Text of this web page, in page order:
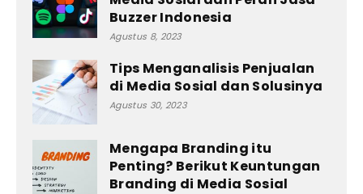
Buzzer Indonesia
Agustus 8, 2023
Tips Menganalisis Penjualan
di Media Sosial dan Solusinya
Agustus 30, 2023
Mengapa Branding itu
Penting? Berikut Keuntungan
Branding di Media Sosial